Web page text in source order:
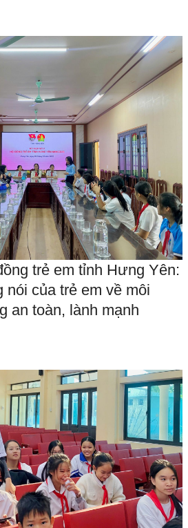
trẻ em tỉnh Hưng Yên:
của trẻ em về môi
an toàn, lành mạnh